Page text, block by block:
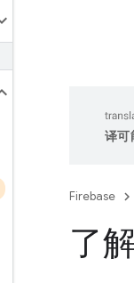
译可
Firebase
了